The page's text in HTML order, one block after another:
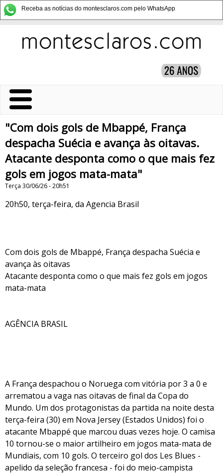
Receba as notícias do montesclaros.com pelo WhatsApp
"Com dois gols de Mbappé, França
despacha Suécia e avança às oitavas.
Atacante desponta como o que mais fez
gols em jogos mata-mata"
Terça 30/06/26 - 20h51
20h50, terça-feira, da Agencia Brasil
Com dois gols de Mbappé, França despacha Suécia e
avança às oitavas
Atacante desponta como o que mais fez gols em jogos
mata-mata
AGÊNCIA BRASIL
A França despachou o Noruega com vitória por 3 a 0 e
arrematou a vaga nas oitavas de final da Copa do
Mundo. Um dos protagonistas da partida na noite desta
terça-feira (30) em Nova Jersey (Estados Unidos) foi o
atacante Mbappé que marcou duas vezes hoje. O camisa
10 tornou-se o maior artilheiro em jogos mata-mata de
Mundiais, com 10 gols. O terceiro gol dos Les Blues -
apelido da seleção francesa - foi do meio-campista